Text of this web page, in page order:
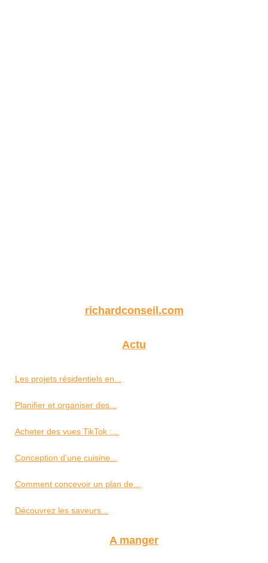
richardconseil.com
Actu
Les projets résidentiels en...
Planifier et organiser des...
Acheter des vues TikTok :...
Conception d’une cuisine...
Comment concevoir un plan de...
Découvrez les saveurs...
A manger